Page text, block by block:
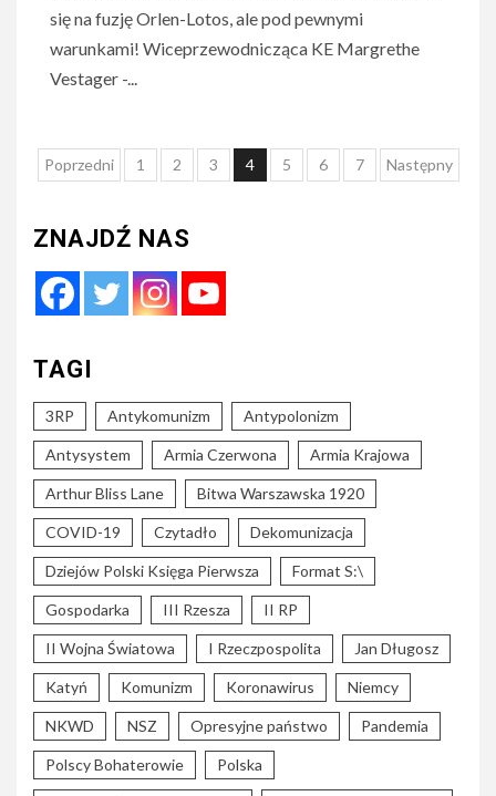
się na fuzję Orlen-Lotos, ale pod pewnymi
warunkami! Wiceprzewodnicząca KE Margrethe
Vestager -...
Nawigacja
wpisach
Poprzedni 1 2 3 4 5 6 7 Następny
ZNAJDŹ NAS
TAGI
3RP Antykomunizm Antypolonizm
Antysystem Armia Czerwona Armia Krajowa
Arthur Bliss Lane Bitwa Warszawska 1920
COVID-19 Czytadło Dekomunizacja
Dziejów Polski Księga Pierwsza Format S:\
Gospodarka III Rzesza II RP
II Wojna Światowa I Rzeczpospolita Jan Długosz
Katyń Komunizm Koronawirus Niemcy
NKWD NSZ Opresyjne państwo Pandemia
Polscy Bohaterowie Polska